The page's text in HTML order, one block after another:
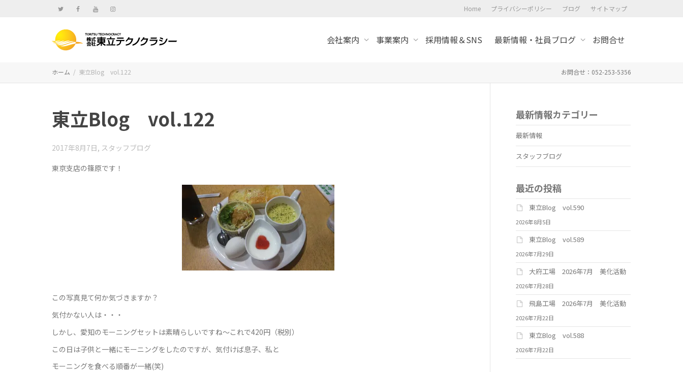
Home プライバシーポリシー ブログ サイトマップ
会社案内 事業案内 採用情報＆SNS 最新情報・社員ブログ お問合せ
ホーム 東立Blog vol.122 お問合せ：052-253-5356
東立Blog vol.122
2017年8月7日, スタッフブログ
東京支店の篠原です！
この写真見て何か気づきますか？
気付かない人は・・・
しかし、愛知のモーニングセットは素晴らしいですね～これで420円（税別）
この日は子供と一緒にモーニングをしたのですが、気付けば息子、私と
モーニングを食べる順番が一緒(笑)
最新情報カテゴリー
最新情報
スタッフブログ
最近の投稿
東立Blog vol.590
2026年8月5日
東立Blog vol.589
2026年7月29日
大府工場 2026年7月 美化活動
2026年7月28日
飛島工場 2026年7月 美化活動
2026年7月22日
東立Blog vol.588
2026年7月22日